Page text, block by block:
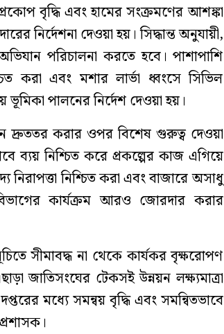
বৃদ্ধি এবং হামের সংক্রমণের আশঙ্কা
নির্দেশনা দেওয়া হয়। সিদ্ধান্ত অনুযায়ী,
পরিচালনা করতে হবে। পাশাপাশি
করা এবং মশার লার্ভা ধ্বংসে সিভিল
পালনের নির্দেশ দেওয়া হয়।
দ্রুততর করার ওপর বিশেষ গুরুত্ব দেওয়া
ব্যয় নিশ্চিত করে প্রকল্পের কাজ এগিয়ে
নিশ্চিত করা এবং বাজারে অসাধু
কার্যক্রম আরও জোরদার করার
সীমাবদ্ধ না থেকে কার্যকর বৃক্ষরোপণ
জাতিসংঘের টেকসই উন্নয়ন লক্ষ্যমাত্রা
মধ্যে সমন্বয় বৃদ্ধি এবং সমন্বিতভাবে